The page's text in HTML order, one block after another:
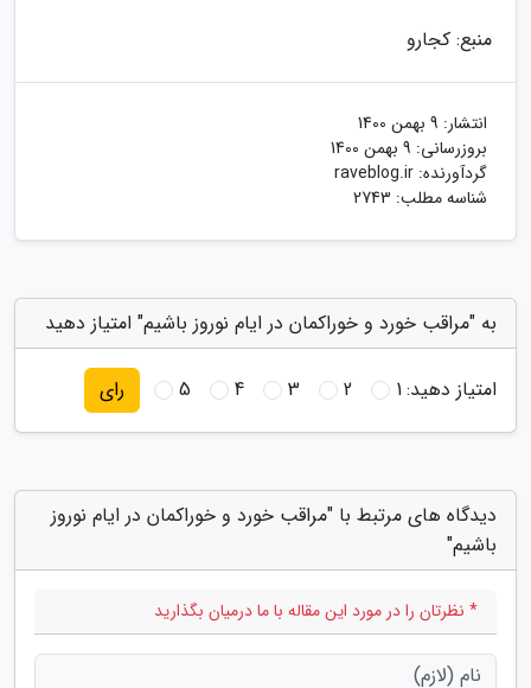
منبع: کجارو
انتشار: 9 بهمن 1400
بروزرسانی: 9 بهمن 1400
گردآورنده: raveblog.ir
شناسه مطلب: 2743
به "مراقب خورد و خوراکمان در ایام نوروز باشیم" امتیاز دهید
امتیاز دهید:1
2
3
4
5 رای
دیدگاه های مرتبط با "مراقب خورد و خوراکمان در ایام نوروز
باشیم"
* نظرتان را در مورد این مقاله با ما درمیان بگذارید